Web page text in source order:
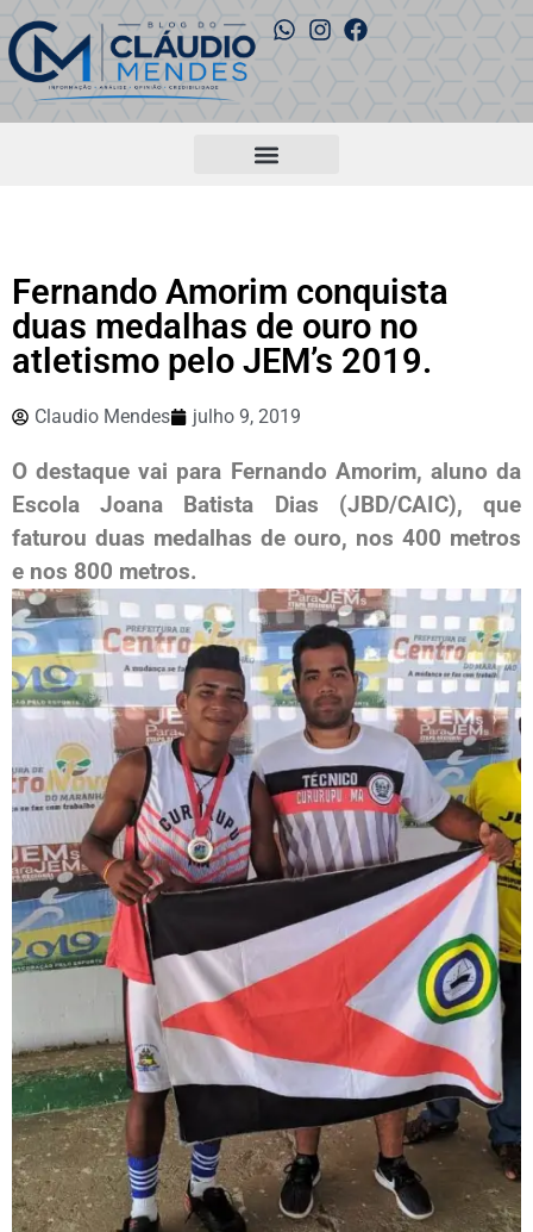
Fernando Amorim conquista
duas medalhas de ouro no
atletismo pelo JEM’s 2019.
Claudio Mendes julho 9, 2019
O destaque vai para Fernando Amorim, aluno da
Escola Joana Batista Dias (JBD/CAIC), que
faturou duas medalhas de ouro, nos 400 metros
e nos 800 metros.